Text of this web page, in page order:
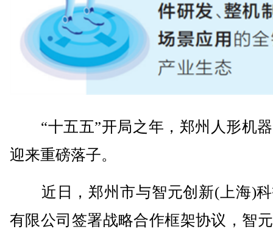
“十五五”开局之年，郑州人形机
迎来重磅落子。
近日，郑州市与智元创新(上海)科
有限公司签署战略合作框架协议，智